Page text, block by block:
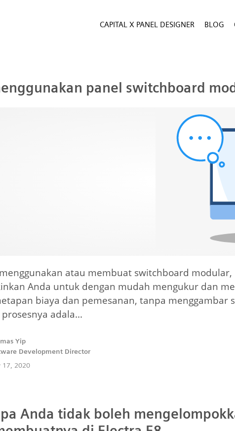
CAPITAL X PANEL DESIGNER BLOG
panel switchboard
atau membuat switchboard modular,
Anda untuk dengan mudah mengukur dan
biaya dan pemesanan, tanpa menggambar
adala...
Yip
Development Director
17, 2020
Anda tidak boleh